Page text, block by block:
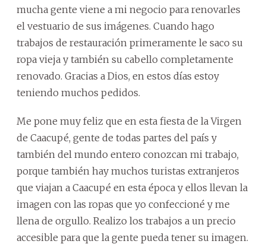
mucha gente viene a mi negocio para renovarles
el vestuario de sus imágenes. Cuando hago
trabajos de restauración primeramente le saco su
ropa vieja y también su cabello completamente
renovado. Gracias a Dios, en estos días estoy
teniendo muchos pedidos.
Me pone muy feliz que en esta fiesta de la Virgen
de Caacupé, gente de todas partes del país y
también del mundo entero conozcan mi trabajo,
porque también hay muchos turistas extranjeros
que viajan a Caacupé en esta época y ellos llevan la
imagen con las ropas que yo confeccioné y me
llena de orgullo. Realizo los trabajos a un precio
accesible para que la gente pueda tener su imagen.